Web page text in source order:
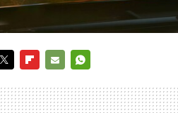
MAIL